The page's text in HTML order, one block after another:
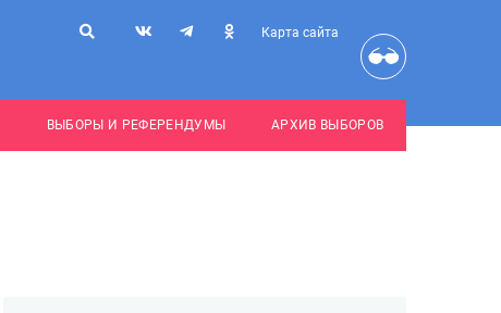
Карта сайта
ВЫБОРЫ И РЕФЕРЕНДУМЫ АРХИВ ВЫБОРОВ